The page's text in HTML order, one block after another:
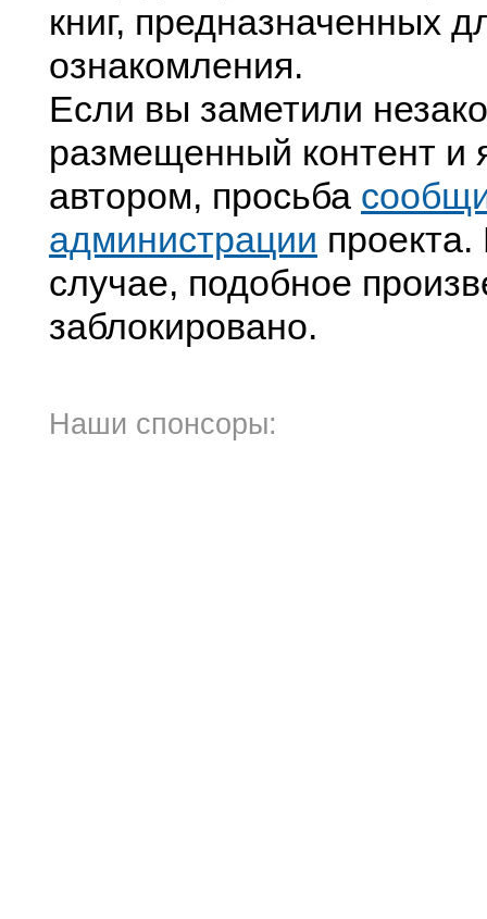
книг, предназначенных
ознакомления.
Если вы заметили
размещенный контент и
автором, просьба
администрации
случае, подобное
заблокировано.
Наши спонсоры: